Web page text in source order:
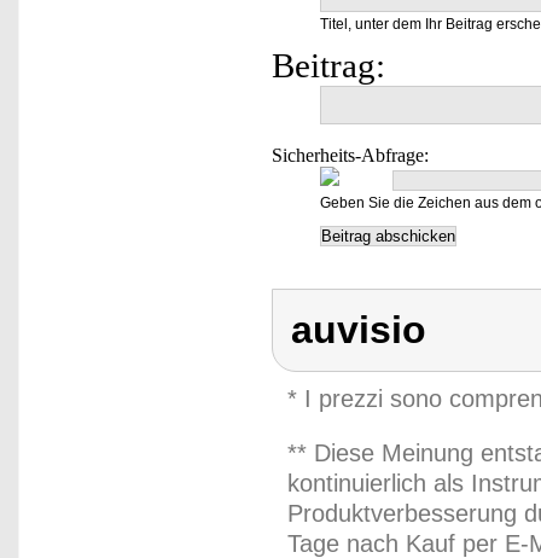
Titel, unter dem Ihr Beitrag
Beitrag:
Sicherheits-Abfrage:
Geben Sie die Zeichen aus dem
auvisio
* I prezzi sono
** Diese Meinung
kontinuierlich als
Produktverbesserung
Tage nach Kauf per E-